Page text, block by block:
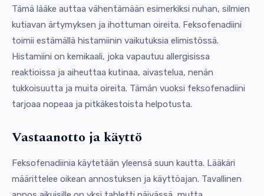
Tämä lääke auttaa vähentämään esimerkiksi nuhan, silmien
kutiavan ärtymyksen ja ihottuman oireita. Feksofenadiini
toimii estämällä histamiinin vaikutuksia elimistössä.
Histamiini on kemikaali, joka vapautuu allergisissa
reaktioissa ja aiheuttaa kutinaa, aivastelua, nenän
tukkoisuutta ja muita oireita. Tämän vuoksi feksofenadiini
tarjoaa nopeaa ja pitkäkestoista helpotusta.
Vastaanotto ja käyttö
Feksofenadiinia käytetään yleensä suun kautta. Lääkäri
määrittelee oikean annostuksen ja käyttöajan. Tavallinen